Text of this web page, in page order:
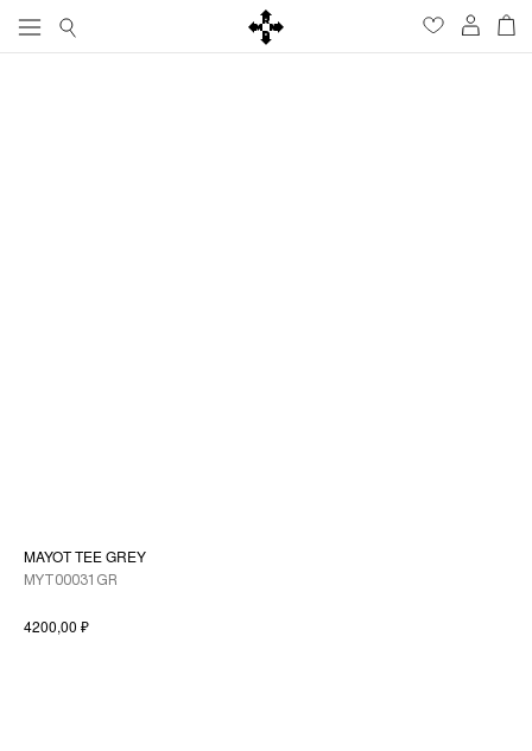
MAYOT TEE GREY
MYT00031GR
4200,00 ₽